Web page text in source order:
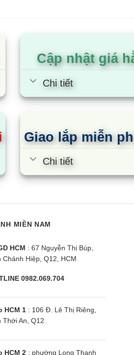
Cập nhật giá
Chi tiết
Giao lắp miễn
Chi tiết
MIỀN NAM
HCM : 67 Nguyễn Thị Búp,
Chánh Hiệp, Q12, HCM
0982.069.704
HCM 1: 106 Đ. Lê Thị Riêng,
Thới An, Q12
HCM 2: phường Long Thạnh